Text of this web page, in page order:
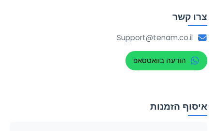
צרו קשר
Support@tenam.co.il
הודעה בוואטסאפ
איסוף הזמנות